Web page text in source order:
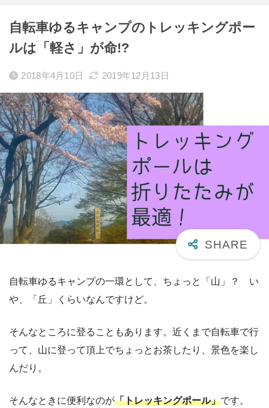
自転車ゆるキャンプのトレッキングポー
ルは「軽さ」が命!?
2018年4月10日 2019年12月13日
自転車ゆるキャンプの一環として、ちょっと「山」？ い
や、「丘」くらいなんですけど。
そんなところに登ることもあります。近くまで自転車で行
って、山に登って頂上でちょっとお茶したり、景色を楽し
んだり。
そんなときに便利なのが「トレッキングポール」です。